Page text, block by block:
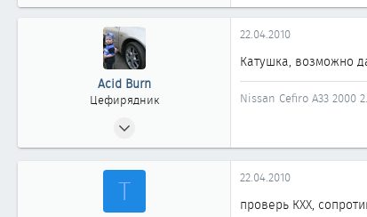
Acid Burn
Цефирядник
182
22.04.2010
Катушка, возможно
Nissan Cefiro A33 2000
Т 22.04.2010
проверь КХХ,